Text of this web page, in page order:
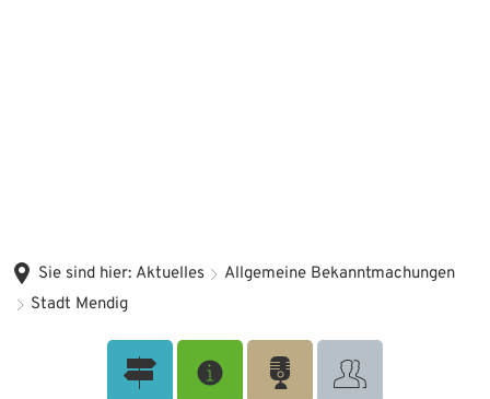
Sie sind hier: Aktuelles
Allgemeine Bekanntmachungen
Stadt Mendig